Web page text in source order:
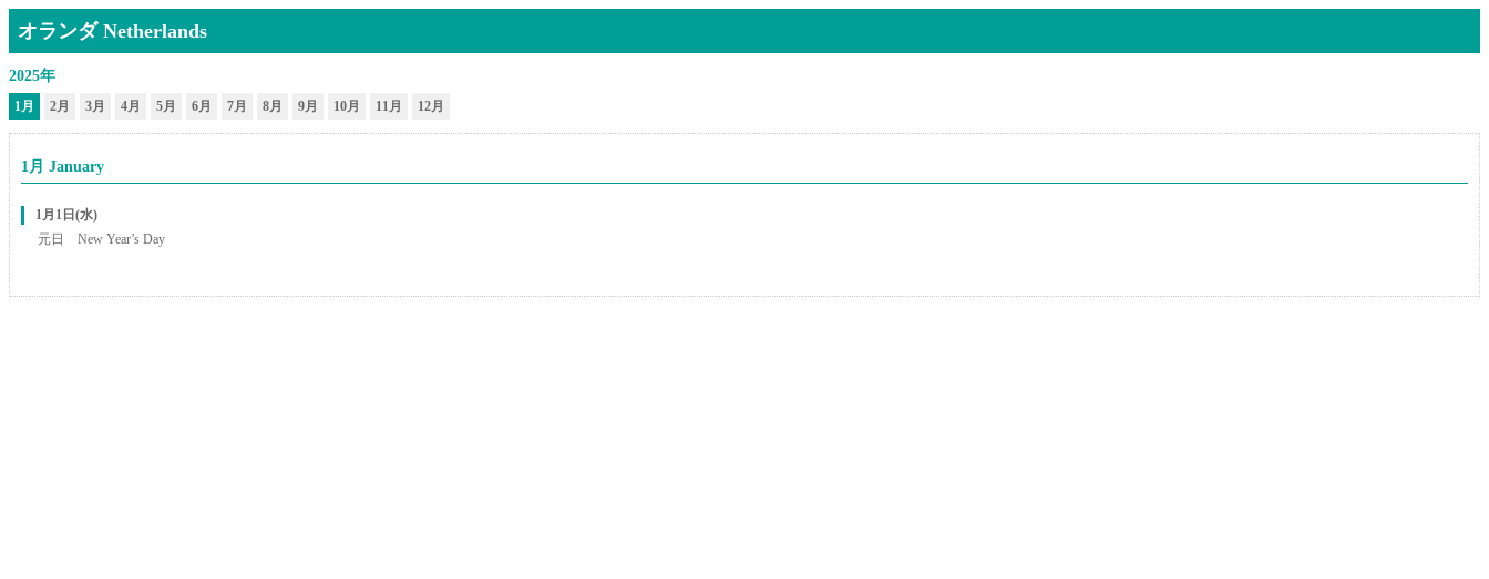
オランダ Netherlands
2025年
1月 2月 3月 4月 5月 6月 7月 8月 9月 10月 11月 12月
1月 January
1月1日(水)
元日 New Year’s Day